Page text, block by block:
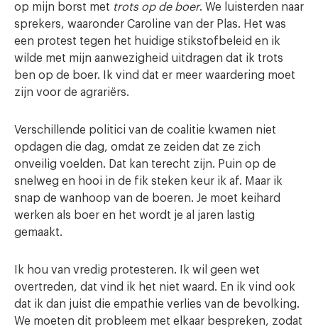
op mijn borst met trots op de boer. We luisterden naar
sprekers, waaronder Caroline van der Plas. Het was
een protest tegen het huidige stikstofbeleid en ik
wilde met mijn aanwezigheid uitdragen dat ik trots
ben op de boer. Ik vind dat er meer waardering moet
zijn voor de agrariërs.
Verschillende politici van de coalitie kwamen niet
opdagen die dag, omdat ze zeiden dat ze zich
onveilig voelden. Dat kan terecht zijn. Puin op de
snelweg en hooi in de fik steken keur ik af. Maar ik
snap de wanhoop van de boeren. Je moet keihard
werken als boer en het wordt je al jaren lastig
gemaakt.
Ik hou van vredig protesteren. Ik wil geen wet
overtreden, dat vind ik het niet waard. En ik vind ook
dat ik dan juist die empathie verlies van de bevolking.
We moeten dit probleem met elkaar bespreken, zodat